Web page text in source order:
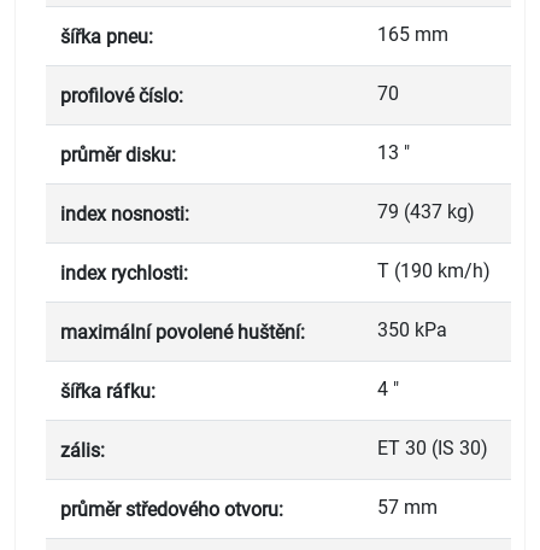
šířka pneu: 165 mm
profilové číslo: 70
průměr disku: 13 "
index nosnosti: 79 (437 kg)
index rychlosti: T (190 km/h)
maximální povolené huštění: 350 kPa
šířka ráfku: 4 "
zális: ET 30 (IS 30)
průměr středového otvoru: 57 mm